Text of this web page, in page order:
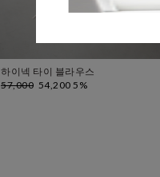
하이넥 타이 블라우스
57,000 54,200 5%